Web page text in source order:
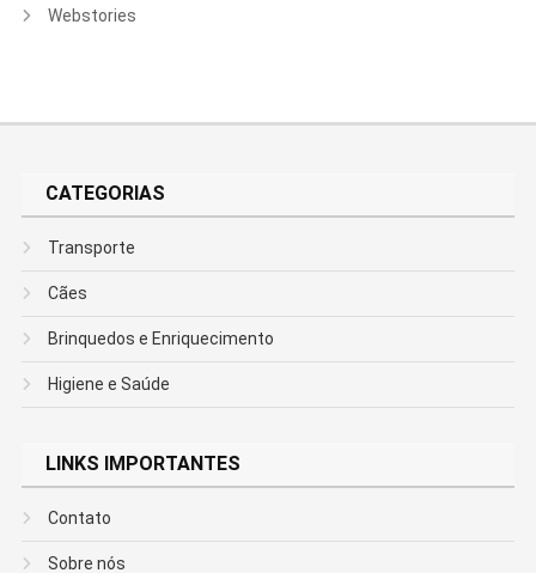
Webstories
CATEGORIAS
Transporte
Cães
Brinquedos e Enriquecimento
Higiene e Saúde
LINKS IMPORTANTES
Contato
Sobre nós